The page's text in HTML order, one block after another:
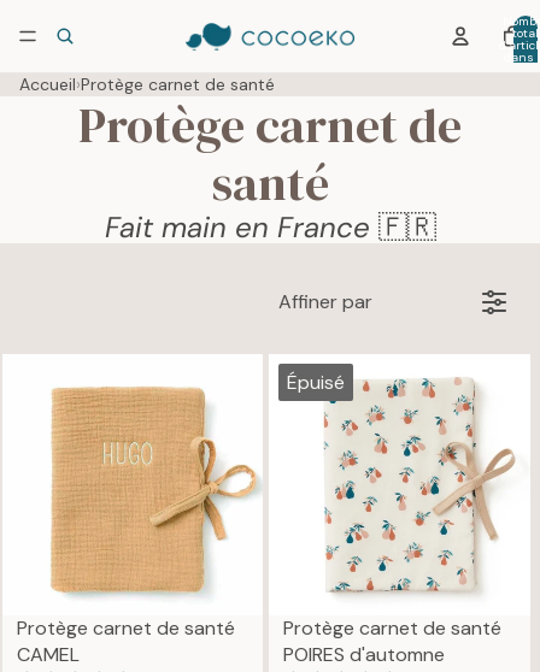
total
dans
Accueil›Protège carnet de santé
Protège carnet de
santé
Fait main en France 🇫🇷
Affiner par
Protège carnet de santé
CAMEL
Épuisé
Protège carnet de santé
POIRES d'automne